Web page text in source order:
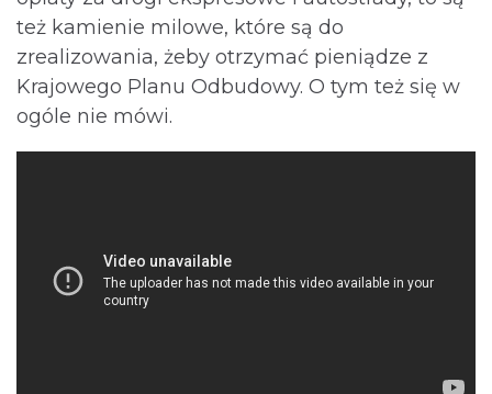
też kamienie milowe, które są do
zrealizowania, żeby otrzymać pieniądze z
Krajowego Planu Odbudowy. O tym też się w
ogóle nie mówi.